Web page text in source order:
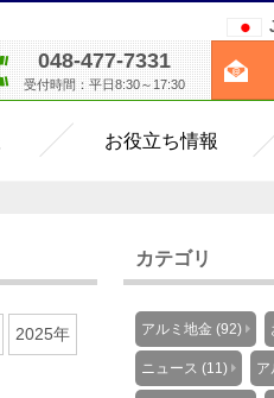
048-477-7331
受付時間：平日8:30～17:30
お役立ち情報
2025年
カテゴリ
アルミ地金 (92)
ニュース (11)